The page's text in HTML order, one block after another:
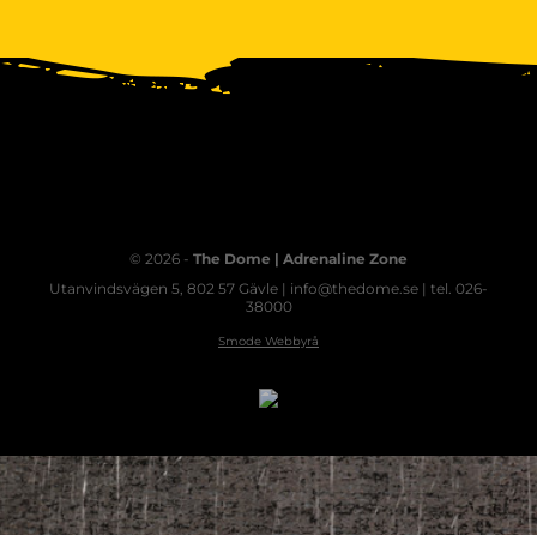
© 2026 - The Dome | Adrenaline Zone
Utanvindsvägen 5, 802 57 Gävle | info@thedome.se | tel. 026-
38000
Smode Webbyrå